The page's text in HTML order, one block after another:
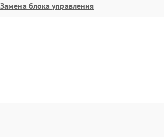
Замена блока управления